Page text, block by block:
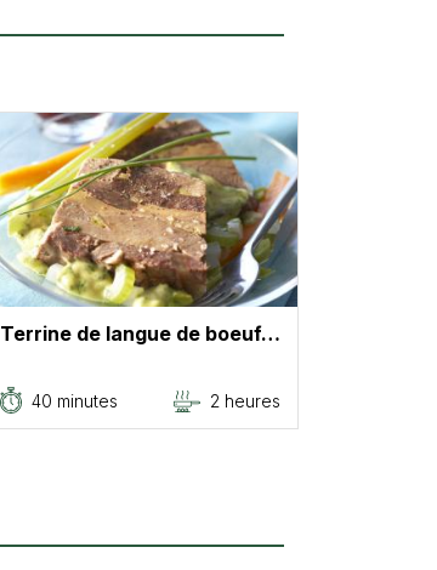
Terrine de langue de boeuf…
40 minutes 2 heures